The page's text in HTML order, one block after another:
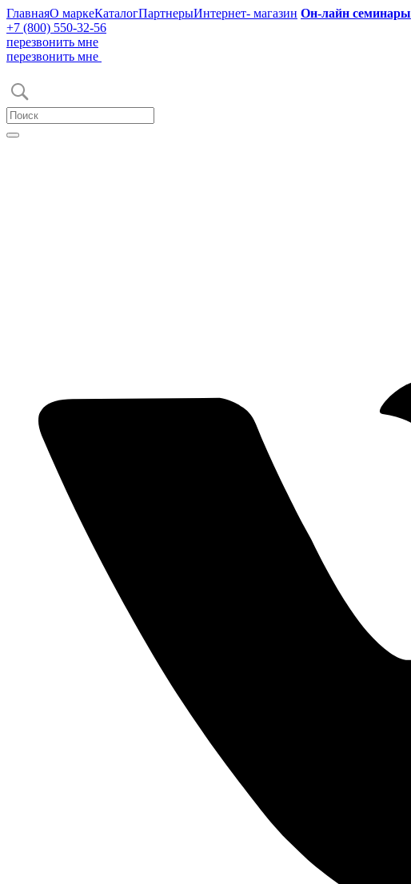
ГлавнаяО маркеКаталогПартнерыИнтернет- магазин Он-лайн семинары
+7 (800) 550-32-56
перезвонить мне
перезвонить мне